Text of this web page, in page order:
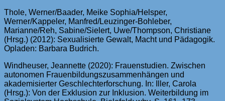
Thole, Werner/Baader, Meike Sophia/Helsper,
Werner/Kappeler, Manfred/Leuzinger-Bohleber,
Marianne/Reh, Sabine/Sielert, Uwe/Thompson, Christiane
(Hrsg.) (2012): Sexualisierte Gewalt, Macht und Pädagogik.
Opladen: Barbara Budrich.
Windheuser, Jeannette (2020): Frauenstudien. Zwischen
autonomen Frauenbildungszusammenhängen und
akademisierter Geschlechterforschung. In: Iller, Carola
(Hrsg.): Von der Exklusion zur Inklusion. Weiterbildung im